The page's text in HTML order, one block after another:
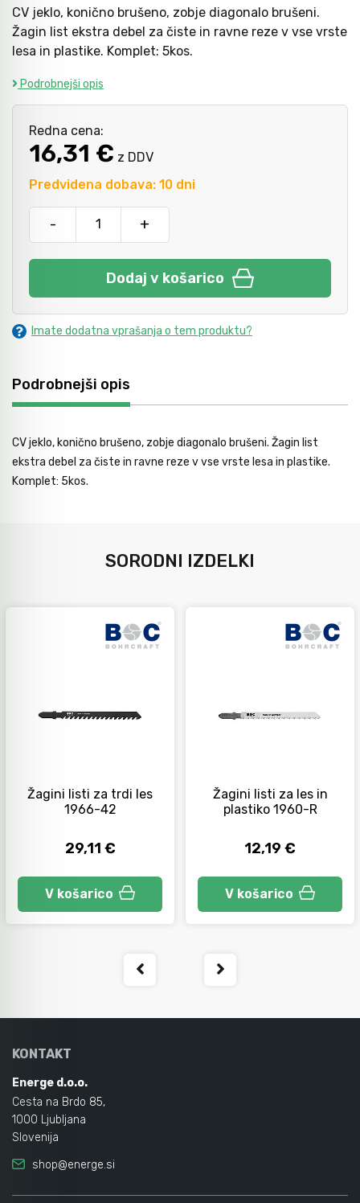
CV jeklo, konično brušeno, zobje diagonalo brušeni.
Žagin list ekstra debel za čiste in ravne reze v vse vrste
lesa in plastike. Komplet: 5kos.
Podrobnejši opis
Predvidena dobava: 10 dni
Redna cena:
16,31 € z DDV
- +
Dodaj v košarico
Imate dodatna vprašanja o tem produktu?
Podrobnejši opis
CV jeklo, konično brušeno, zobje diagonalo brušeni. Žagin list
ekstra debel za čiste in ravne reze v vse vrste lesa in plastike.
Komplet: 5kos.
SORODNI IZDELKI
Žagini listi za trdi les
1966-42
29,11 €
V košarico
Žagini listi za les in
plastiko 1960-R
12,19 €
V košarico
KONTAKT
Energe d.o.o.
Cesta na Brdo 85,
1000 Ljubljana
Slovenija
shop@energe.si
Kladiva
Točkala, dleta, luknjači in pile
Vzvodi in primeži
Škarje, noži in žage
Zaščitna oprema
Svetila
Avtomobilsko orodje
Inštalatersko orodje
Krivilci cevi
Tesarsko orodje
Dom in vrt
Neiskreče orodje